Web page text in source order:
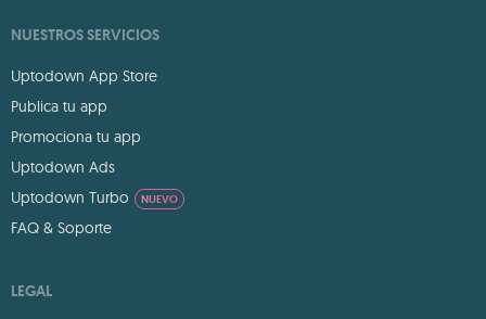
NUESTROS SERVICIOS
Uptodown App Store
Publica tu app
Promociona tu app
Uptodown Ads
Uptodown Turbo
NUEVO
FAQ & Soporte
LEGAL